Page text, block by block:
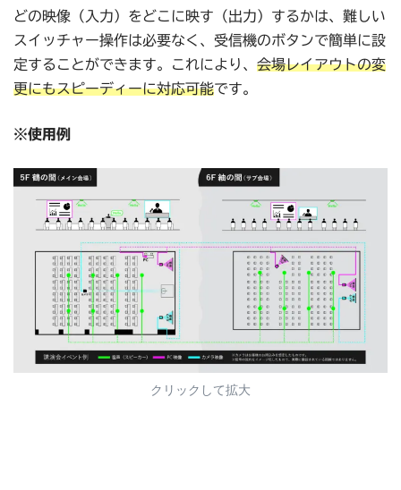
どの映像（入力）をどこに映す（出力）するかは、難しい
スイッチャー操作は必要なく、受信機のボタンで簡単に設
定することができます。これにより、 会場レイアウトの変
更にもスピーディーに対応可能です。
※使用例
クリックして拡大